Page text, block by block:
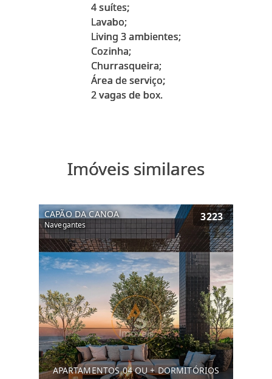
4 suítes;
Lavabo;
Living 3 ambientes;
Cozinha;
Churrasqueira;
Área de serviço;
Imóveis similares
CAPÃO DA CANOA
Navegantes
3223
APARTAMENTOS 04 OU + DORMITÓRIOS